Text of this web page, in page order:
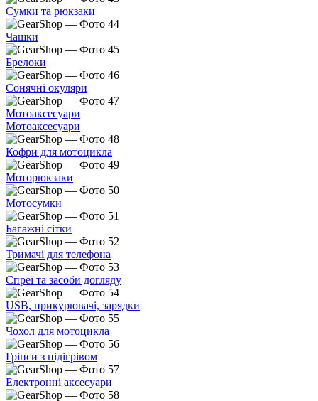
Сумки та рюкзаки
Чашки
Брелоки
Сонячні окуляри
Мотоаксесуари
Мотоаксесуари
Кофри для мотоцикла
Моторюкзаки
Мотосумки
Багажні сітки
Тримачі для телефона
Спреї та засоби догляду
USB, прикурювачі, зарядки
Чохол для мотоцикла
Гріпси з підігрівом
Електронні аксесуари